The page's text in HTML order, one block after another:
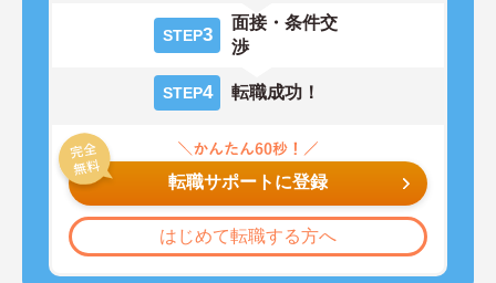
STEP3
面接・条件交
渉
STEP4 転職成功！
転職サポートに登録
はじめて転職する方へ